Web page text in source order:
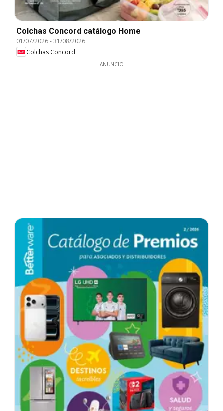
Colchas Concord catálogo Home
01/07/2026-31/08/2026
Colchas Concord
ANUNCIO